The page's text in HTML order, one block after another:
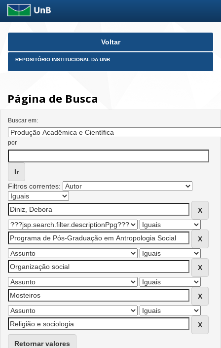
Skip
Voltar
REPOSITÓRIO INSTITUCIONAL DA UNB
Página de Busca
Buscar em:
por
Filtros correntes:
Retornar valores